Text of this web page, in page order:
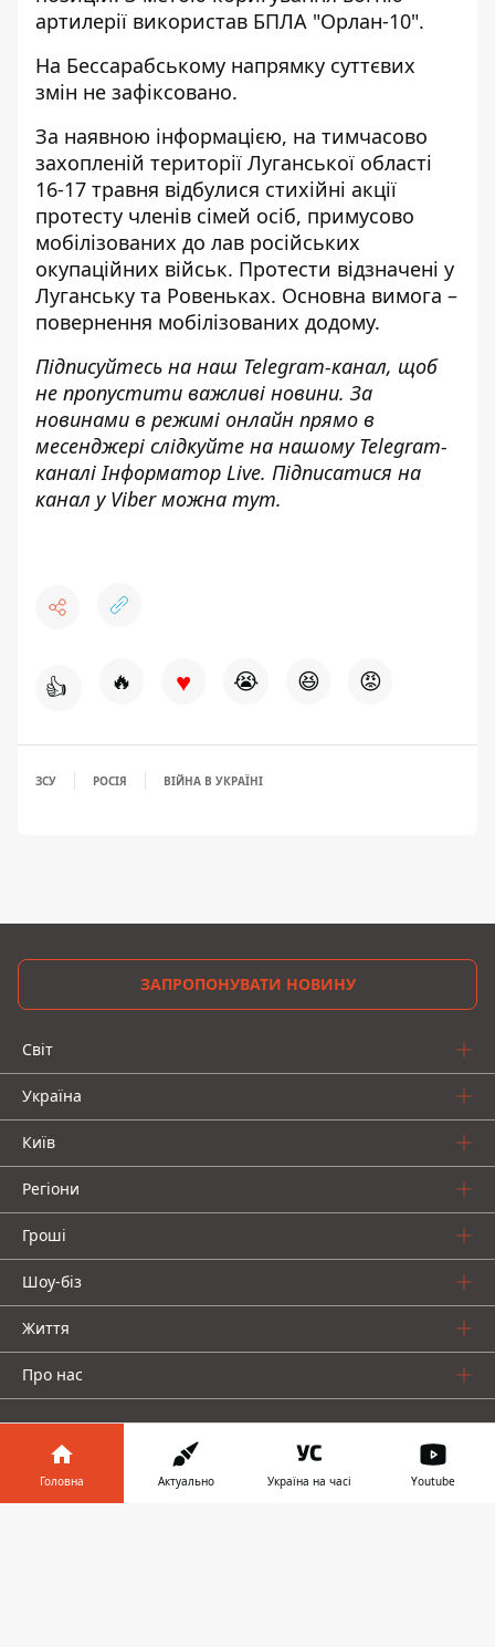
артилерії використав БПЛА "Орлан-10".
На Бессарабському напрямку суттєвих
змін не зафіксовано.
За наявною інформацією, на тимчасово
захопленій території Луганської області
16-17 травня відбулися стихійні акції
протесту членів сімей осіб, примусово
мобілізованих до лав російських
окупаційних військ. Протести відзначені у
Луганську та Ровеньках. Основна вимога –
повернення мобілізованих додому.
Підписуйтесь на наш Telegram-канал, щоб
не пропустити важливі новини. За
новинами в режимі онлайн прямо в
месенджері слідкуйте на нашому Telegram-
каналіІнформатор Live. Підписатися на
канал у Viber можна тут.
👍 🔥 ♥ 😭 😆 😡
ЗСУ РОСІЯ ВІЙНА В УКРАЇНІ
ЗАПРОПОНУВАТИ НОВИНУ
Світ
Україна
Київ
Регіони
Гроші
Шоу-біз
Життя
Про нас
Головна Актуально Україна на часі Youtube